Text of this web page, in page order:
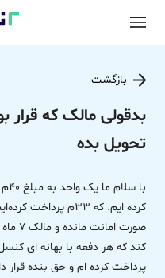
بازگشت
بدقولی مالک که قرار
تحویل بده
با
صورت
کند که هر دفعه با بهانه ای
پرداخت کرده ام و حق بنده قرار